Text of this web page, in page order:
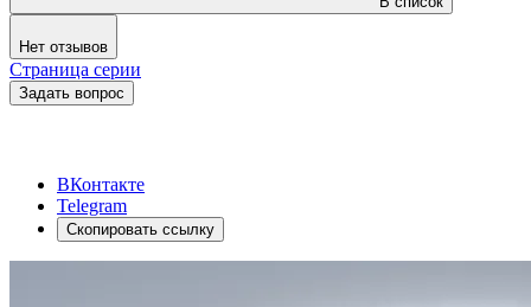
Нет отзывов
Страница серии
Задать вопрос
ВКонтакте
Telegram
Скопировать ссылку